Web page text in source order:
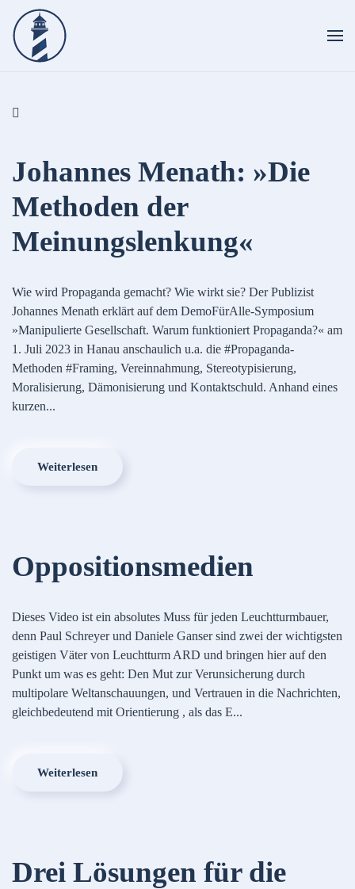
Skip to main content
Johannes Menath: »Die
Methoden der
Meinungslenkung«
Wie wird Propaganda gemacht? Wie wirkt sie? Der Publizist
Johannes Menath erklärt auf dem DemoFürAlle-Symposium
»Manipulierte Gesellschaft. Warum funktioniert Propaganda?« am
1. Juli 2023 in Hanau anschaulich u.a. die #Propaganda-
Methoden #Framing, Vereinnahmung, Stereotypisierung,
Moralisierung, Dämonisierung und Kontaktschuld. Anhand eines
kurzen...
Weiterlesen
Oppositionsmedien
Dieses Video ist ein absolutes Muss für jeden Leuchtturmbauer,
denn Paul Schreyer und Daniele Ganser sind zwei der wichtigsten
geistigen Väter von Leuchtturm ARD und bringen hier auf den
Punkt um was es geht: Den Mut zur Verunsicherung durch
multipolare Weltanschauungen, und Vertrauen in die Nachrichten,
gleichbedeutend mit Orientierung , als das E...
Weiterlesen
Drei Lösungen für die